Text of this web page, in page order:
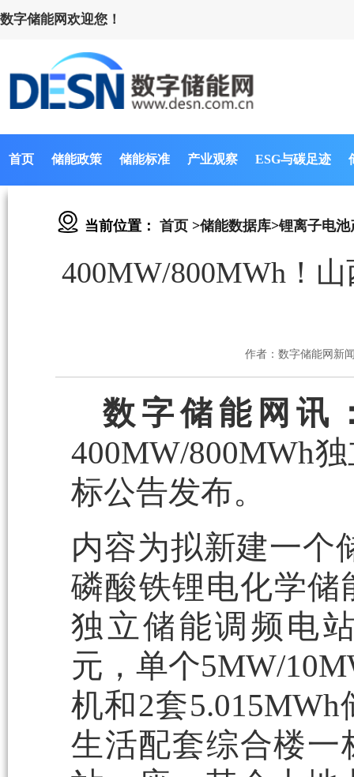
数字储能网欢迎您！
首页 储能政策 储能标准 产业观察 ESG与碳足迹
当前位置： 首页 >储能数据库>锂离子电
400MW/800MWh！
作者：数字储能网新
数字储能网讯
400MW/800MWh
标公告发布。
内容为拟新建一个
磷酸铁锂电化学储
独立储能调频电
元，单个5MW/
机和2套
生活配套综合楼一